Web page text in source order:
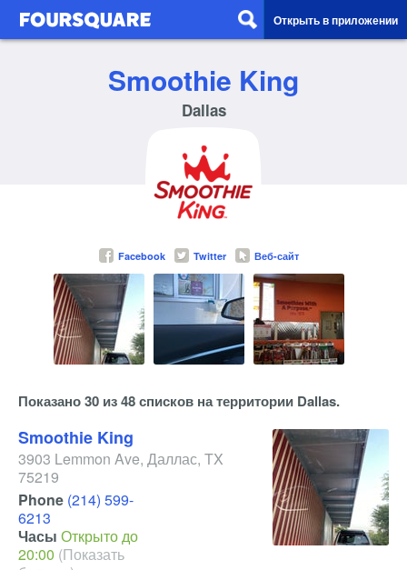
Открыть в приложении
Smoothie King
Dallas
Facebook Twitter Веб-сайт
Показано 30 из 48 списков на территории Dallas.
Smoothie King
3903 Lemmon Ave, Даллас, TX
75219
Phone (214) 599-
6213
Часы Открыто до
20:00 (Показать